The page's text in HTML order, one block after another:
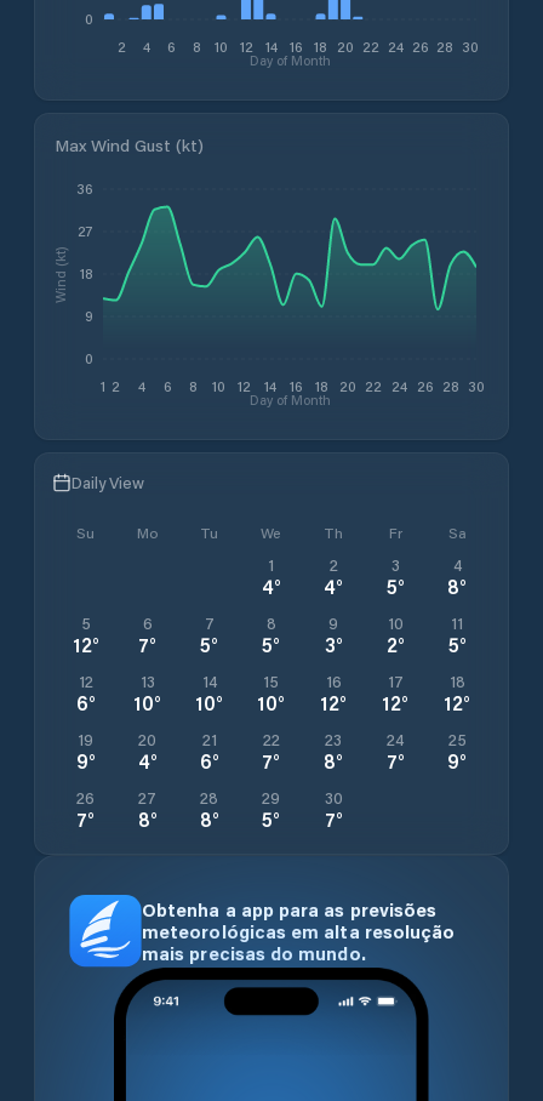
2 4 6 8 10 12 14 16 18 20 22 24 26 28 30
Day of Month
0
Max Wind Gust (kt)
1 2 4 6 8 10 12 14 16 18 20 22 24 26 28 30
Day of Month
0
9
18
27
36
Wind (kt)
Daily View
Su Mo Tu We Th Fr Sa
1
4°
2
4°
3
5°
4
8°
5
12°
6
7°
7
5°
8
5°
9
3°
10
2°
11
5°
12
6°
13
10°
14
10°
15
10°
16
12°
17
12°
18
12°
19
9°
20
4°
21
6°
22
7°
23
8°
24
7°
25
9°
26
7°
27
8°
28
8°
29
5°
30
7°
Obtenha a app para as previsões
meteorológicas em alta resolução
mais precisas do mundo.